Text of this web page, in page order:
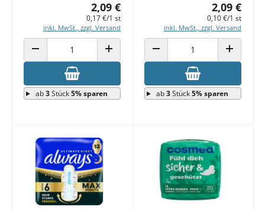
2,09 €
0,17 €/1 st
inkl. MwSt., zzgl. Versand
ANZAHL VERRINGERN ANZAHL ERHÖHEN
ab3Stück5% sparen
2,09 €
0,10 €/1 st
inkl. MwSt., zzgl. Versand
ANZAHL VERRINGERN ANZAHL
ab3Stück5% sparen